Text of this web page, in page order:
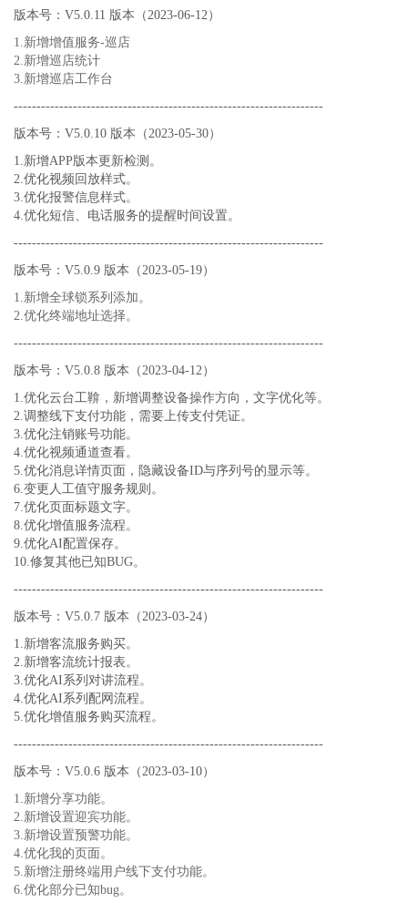
版本号：V5.0.11 版本（2023-06-12）
1.新增增值服务-巡店
2.新增巡店统计
3.新增巡店工作台
--------------------------------------------------------------------
版本号：V5.0.10 版本（2023-05-30）
1.新增APP版本更新检测。
2.优化视频回放样式。
3.优化报警信息样式。
4.优化短信、电话服务的提醒时间设置。
--------------------------------------------------------------------
版本号：V5.0.9 版本（2023-05-19）
1.新增全球锁系列添加。
2.优化终端地址选择。
--------------------------------------------------------------------
版本号：V5.0.8 版本（2023-04-12）
1.优化云台工鞥，新增调整设备操作方向，文字优化等。
2.调整线下支付功能，需要上传支付凭证。
3.优化注销账号功能。
4.优化视频通道查看。
5.优化消息详情页面，隐藏设备ID与序列号的显示等。
6.变更人工值守服务规则。
7.优化页面标题文字。
8.优化增值服务流程。
9.优化AI配置保存。
10.修复其他已知BUG。
--------------------------------------------------------------------
版本号：V5.0.7 版本（2023-03-24）
1.新增客流服务购买。
2.新增客流统计报表。
3.优化AI系列对讲流程。
4.优化AI系列配网流程。
5.优化增值服务购买流程。
--------------------------------------------------------------------
版本号：V5.0.6 版本（2023-03-10）
1.新增分享功能。
2.新增设置迎宾功能。
3.新增设置预警功能。
4.优化我的页面。
5.新增注册终端用户线下支付功能。
6.优化部分已知bug。